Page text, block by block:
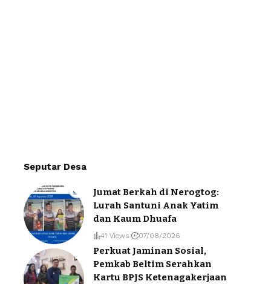
Seputar Desa
Jumat Berkah di Nerogtog:
Lurah Santuni Anak Yatim
dan Kaum Dhuafa
41 Views 07/08/2026
Perkuat Jaminan Sosial,
Pemkab Beltim Serahkan
Kartu BPJS Ketenagakerjaan